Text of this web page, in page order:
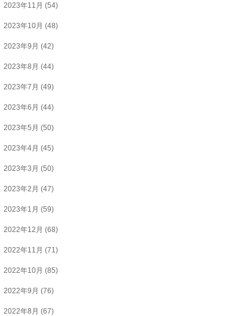
2023年11月 (54)
2023年10月 (48)
2023年9月 (42)
2023年8月 (44)
2023年7月 (49)
2023年6月 (44)
2023年5月 (50)
2023年4月 (45)
2023年3月 (50)
2023年2月 (47)
2023年1月 (59)
2022年12月 (68)
2022年11月 (71)
2022年10月 (85)
2022年9月 (76)
2022年8月 (67)